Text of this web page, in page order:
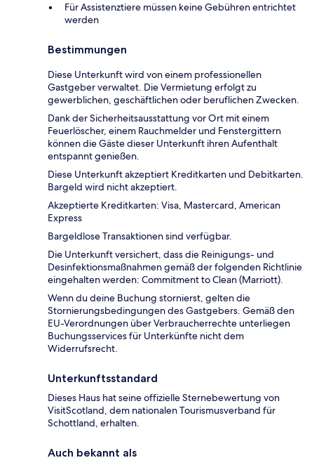
Für Assistenztiere müssen keine Gebühren entrichtet
werden
Bestimmungen
Diese Unterkunft wird von einem professionellen
Gastgeber verwaltet. Die Vermietung erfolgt zu
gewerblichen, geschäftlichen oder beruflichen Zwecken.
Dank der Sicherheitsausstattung vor Ort mit einem
Feuerlöscher, einem Rauchmelder und Fenstergittern
können die Gäste dieser Unterkunft ihren Aufenthalt
entspannt genießen.
Diese Unterkunft akzeptiert Kreditkarten und Debitkarten.
Bargeld wird nicht akzeptiert.
Akzeptierte Kreditkarten: Visa, Mastercard, American
Express
Bargeldlose Transaktionen sind verfügbar.
Die Unterkunft versichert, dass die Reinigungs- und
Desinfektionsmaßnahmen gemäß der folgenden Richtlinie
eingehalten werden: Commitment to Clean (Marriott).
Wenn du deine Buchung stornierst, gelten die
Stornierungsbedingungen des Gastgebers. Gemäß den
EU-Verordnungen über Verbraucherrechte unterliegen
Buchungsservices für Unterkünfte nicht dem
Widerrufsrecht.
Unterkunftsstandard
Dieses Haus hat seine offizielle Sternebewertung von
VisitScotland, dem nationalen Tourismusverband für
Schottland, erhalten.
Auch bekannt als